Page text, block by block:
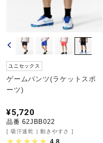
インナー
寝具／ミズノス
サポーター
ユニセックス
ゲームパンツ(ラケットスポ
ーツ)
¥5,720
品番 62JBB022
吸汗速乾 動きやすさ